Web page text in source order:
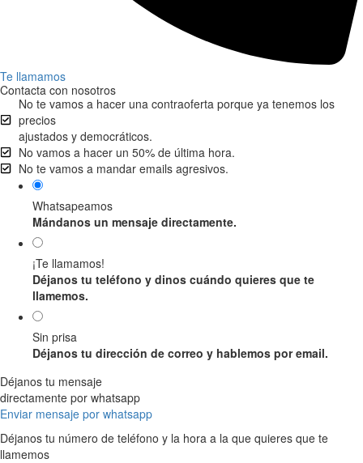
Te llamamos
Contacta con nosotros
No te vamos a hacer una contraoferta porque ya tenemos los
precios
ajustados y democráticos.
No vamos a hacer un 50% de última hora.
No te vamos a mandar emails agresivos.
Whatsapeamos
Mándanos un mensaje directamente.
¡Te llamamos!
Déjanos tu teléfono y dinos cuándo quieres que te
llamemos.
Sin prisa
Déjanos tu dirección de correo y hablemos por email.
Déjanos tu mensaje
directamente por whatsapp
Enviar mensaje por whatsapp
Déjanos tu número de teléfono y la hora a la que quieres que te
llamemos